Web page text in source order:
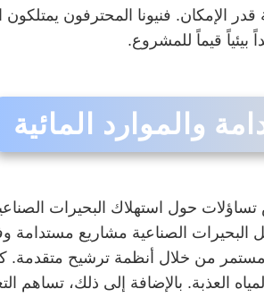
الإمكان. فنيونا المحترفون
بيئياً قيماً للمشروع.
والموارد المائية
تساؤلات حول استهلاك البحيرات
البحيرات الصناعية مشاريع مستدامة
من خلال أنظمة ترشيح متقدمة.
العذبة. بالإضافة إلى ذلك، تساهم